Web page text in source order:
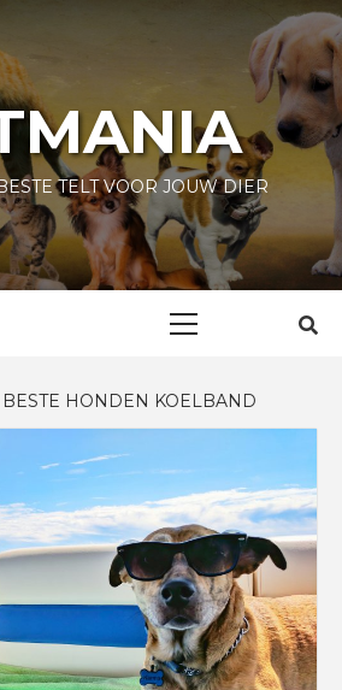
TELT VOOR JOUW DIER
BESTE HONDEN KOELBAND